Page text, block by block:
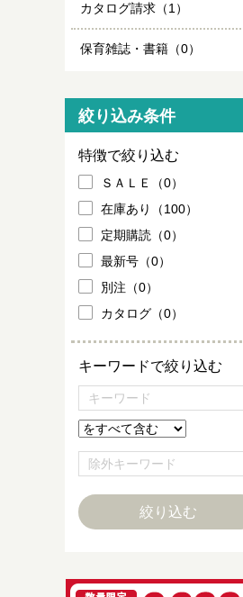
カタログ請求（1）
保育雑誌・書籍（0）
絞り込み条件
特徴で絞り込む
ＳＡＬＥ（0）
在庫あり（100）
定期購読（0）
最新号（0）
別注（0）
カタログ（0）
キーワードで絞り込む